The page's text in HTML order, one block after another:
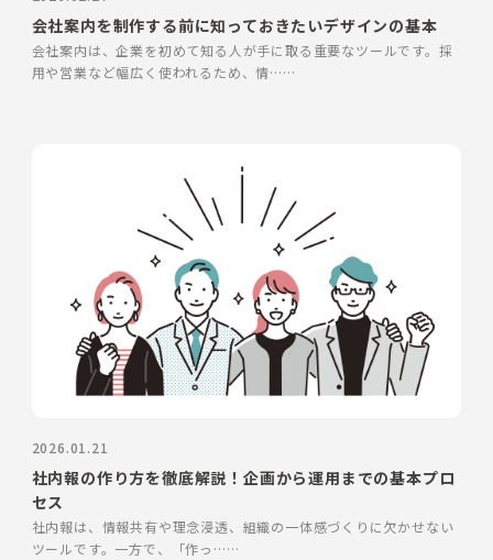
会社案内を制作する前に知っておきたいデザインの基本
会社案内は、企業を初めて知る人が手に取る重要なツールです。採
用や営業など幅広く使われるため、情……
2026.01.21
社内報の作り方を徹底解説！企画から運用までの基本プロ
セス
社内報は、情報共有や理念浸透、組織の一体感づくりに欠かせない
ツールです。一方で、「作っ……